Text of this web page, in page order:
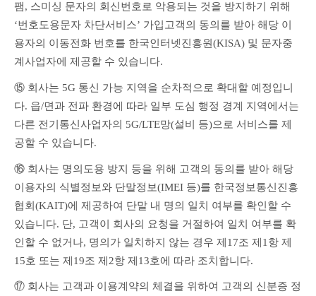
팸, 스미싱 문자의 회신번호로 악용되는 것을 방지하기 위해
‘번호도용문자 차단서비스’ 가입고객의 동의를 받아 해당 이
용자의 이동전화 번호를 한국인터넷진흥원(KISA) 및 문자중
계사업자에 제공할 수 있습니다.
⑮ 회사는 5G 통신 가능 지역을 순차적으로 확대할 예정입니
다. 읍/면과 전파 환경에 따라 일부 도심 행정 경계 지역에서는
다른 전기통신사업자의 5G/LTE망(설비 등)으로 서비스를 제
공할 수 있습니다.
⑯ 회사는 명의도용 방지 등을 위해 고객의 동의를 받아 해당
이용자의 식별정보와 단말정보(IMEI 등)를 한국정보통신진흥
협회(KAIT)에 제공하여 단말 내 명의 일치 여부를 확인할 수
있습니다. 단, 고객이 회사의 요청을 거절하여 일치 여부를 확
인할 수 없거나, 명의가 일치하지 않는 경우 제17조 제1항 제
15호 또는 제19조 제2항 제13호에 따라 조치합니다.
⑰ 회사는 고객과 이용계약의 체결을 위하여 고객의 신분증 정